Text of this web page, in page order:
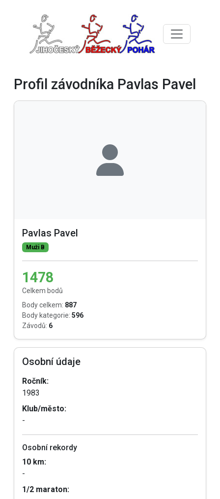
Profil závodníka Pavlas Pavel
Pavlas Pavel
Muži B
1478
Celkem bodů
Body celkem: 887
Body kategorie: 596
Závodů: 6
Osobní údaje
Ročník:
1983
Klub/město:
-
Osobní rekordy
10 km:
-
1/2 maraton: